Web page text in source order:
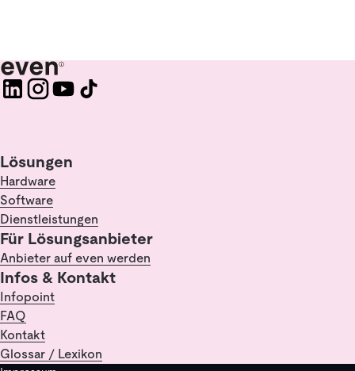
Lösungen
Hardware
Software
Dienstleistungen
Für Lösungsanbieter
Anbieter auf even werden
Infos & Kontakt
Infopoint
FAQ
Kontakt
Glossar / Lexikon